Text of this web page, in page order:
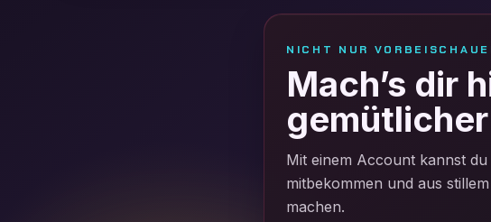
NICHT NUR
Mach’s dir
gemütlicher
Mit einem Account kannst
mitbekommen und aus
machen.